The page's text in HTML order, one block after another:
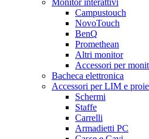
Campustouch
NovoTouch
BenQ
Promethean
Altri monitor
Accessori per
Bacheca elettronica
Accessori per LIM e
Schermi
Staffe
Carrelli
Armadietti PC